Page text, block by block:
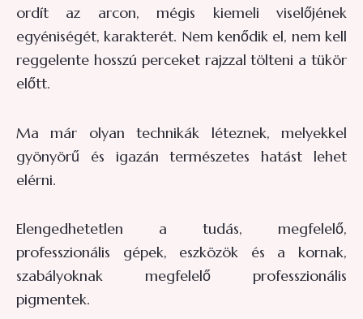
ordít az arcon, mégis kiemeli viselőjének
egyéniségét, karakterét. Nem kenődik el, nem kell
reggelente hosszú perceket rajzzal tölteni a tükör
előtt.
Ma már olyan technikák léteznek, melyekkel
gyönyörű és igazán természetes hatást lehet
elérni.
Elengedhetetlen a tudás, megfelelő,
professzionális gépek, eszközök és a kornak,
szabályoknak megfelelő professzionális
pigmentek.